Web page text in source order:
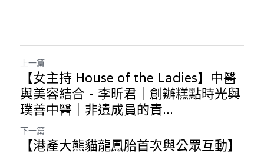
上一篇
【女主持 House of the Ladies】中醫
與美容結合 - 李昕君｜創辦糕點時光與
璞善中醫｜非遺成員的責...
下一篇
【港產大熊貓龍鳳胎首次與公眾互動】